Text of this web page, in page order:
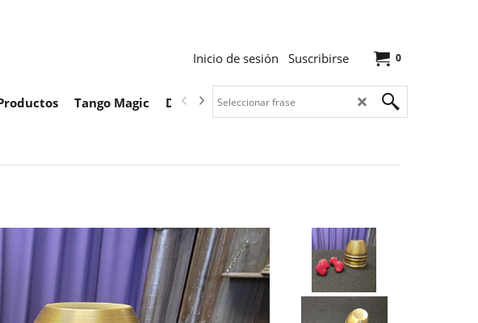
0
Inicio de sesión Suscribirse
Tango Magic Descargas